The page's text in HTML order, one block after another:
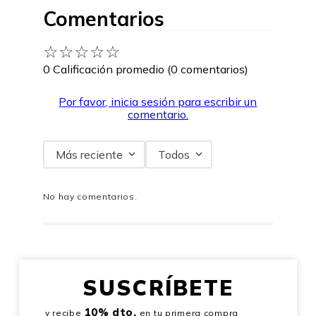
Comentarios
☆☆☆☆☆
0 Calificación promedio (0 comentarios)
Por favor, inicia sesión para escribir un
comentario.
Más reciente Todos
No hay comentarios.
SUSCRÍBETE
y recibe 10% dto. en tu primera compra